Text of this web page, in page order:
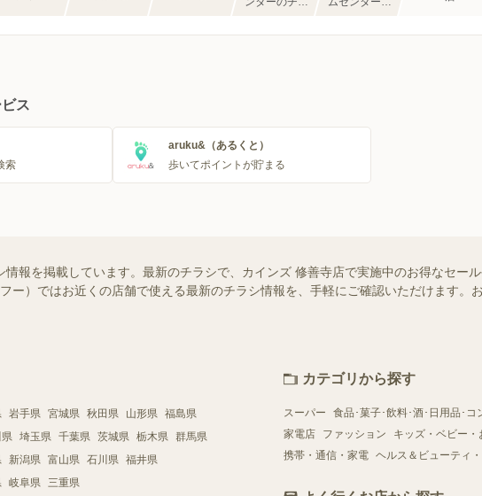
ス
索
aruku&（あるくと）
歩いてポイントが貯まる
情報を掲載しています。最新のチラシで、カインズ 修善寺店で実施中のお得なセー
ー）ではお近くの店舗で使える最新のチラシ情報を、手軽にご確認いただけます。
岩手県 宮城県 秋田県 山形県 福島県
埼玉県 千葉県 茨城県 栃木県 群馬県
新潟県 富山県 石川県 福井県
岐阜県 三重県
カテゴリから探す
スーパー
食品･菓子･飲料･酒･日用品･コ
家電店
ファッション
キッズ・ベビー・
携帯・通信・家電 ヘルス＆ビューティ